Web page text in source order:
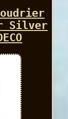
Silver